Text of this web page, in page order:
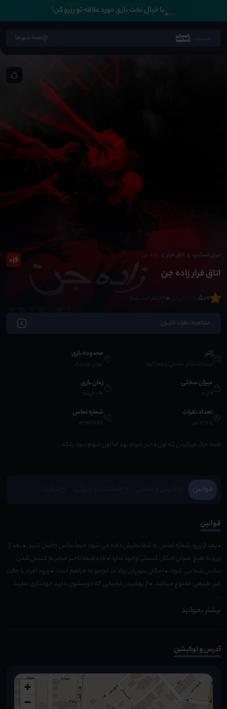
🛏️با خیال تخت بازی مورد علاقه تو رزرو کن!
همه شهرها
ایران اسکیپ اتاق فرار زاده جن
اتاق فرار زاده جن
16
+
5٫0 34 نظر ثبت شده
مشاهده نظرات کاربران
ژانر
ترسناک،تئاتر تعاملی،وهم آلود
محدوده بازی
تهران، ولنجک
میزان سختی
9 از 10
زمان بازی
90 دقیقه
تعداد نفرات
5 تا 12 نفر
شماره تماس
02191301612
همه فک میکردن که اون دختر شوم بود اما اون شوم نبود بلکه...
قوانین
قوانین
• بعد از رزرو، شماره تماس به شما نمایش داده می شود حتماً تماس حاصل کنید. • بعد از
رزرو به هیچ عنوان امکان کنسلی وجود ندارد • 15 دقیقه تاخیر منجر به کنسل شدن
سانس شما می شود. • امکان سوپرایز تولد در مجموعه فراهم است. • ورود افراد با حالت
غیر طبیعی ممنوع میباشد. • از پوشیدن لباسایی که دوسشون دارید خودداری نمایید.
...
بیشتر بخوانید
آدرس و لوکیشن
+
−